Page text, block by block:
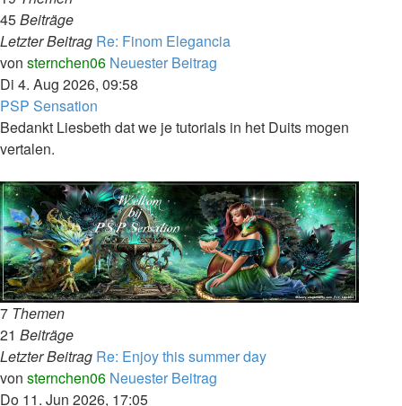
45Beiträge
Letzter Beitrag Re: Finom Elegancia
von sternchen06 Neuester Beitrag
Di 4. Aug 2026, 09:58
PSP Sensation
Bedankt Liesbeth dat we je tutorials in het Duits mogen
vertalen.
7 Themen
21 Beiträge
Letzter Beitrag Re: Enjoy this summer day
von sternchen06 Neuester Beitrag
Do 11. Jun 2026, 17:05